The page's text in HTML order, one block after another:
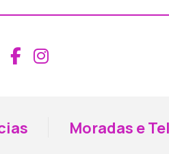
Aceder ao
Aceder ao
Moradas e